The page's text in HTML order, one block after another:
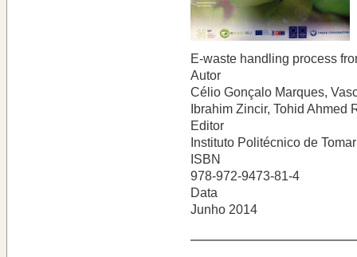
E-waste handling process
Autor
Célio Gonçalo Marques,
Ibrahim Zincir, Tohid Ahmed
Editor
Instituto Politécnico de Tomar
ISBN
978-972-9473-81-4
Data
Junho 2014